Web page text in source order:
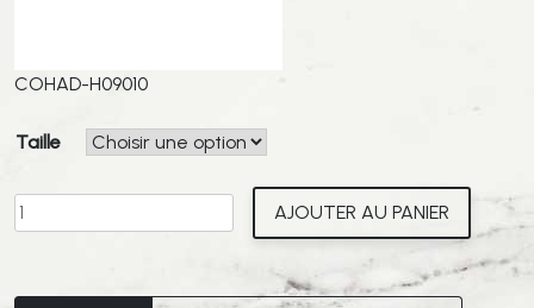
COHAD-H09010
Taille
quantité
de
Jeans
AJOUTER AU PANIER